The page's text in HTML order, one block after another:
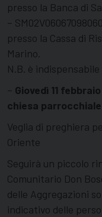
presso la Banca di
–
presso la Cassa di
Marino.
N.B. è indispensabile
– Giovedì 11
chiesa
Veglia di preghiera
Oriente
Seguirà un piccolo
Comunitario Don
delle Aggregazioni
indicativo delle